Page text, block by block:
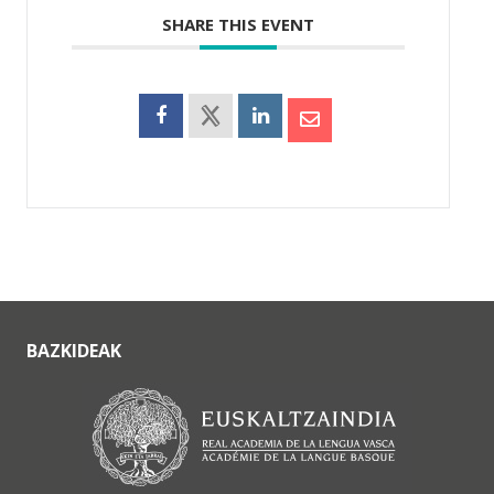
SHARE THIS EVENT
BAZKIDEAK